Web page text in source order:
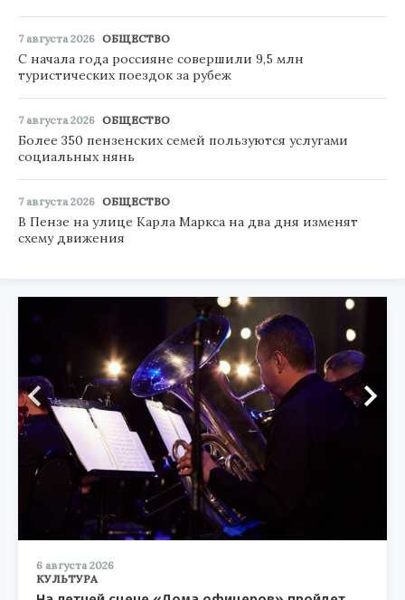
7 августа 2026 ОБЩЕСТВО
С начала года россияне совершили 9,5 млн
туристических поездок за рубеж
7 августа 2026 ОБЩЕСТВО
Более 350 пензенских семей пользуются услугами
социальных нянь
7 августа 2026 ОБЩЕСТВО
В Пензе на улице Карла Маркса на два дня изменят
схему движения
6 августа 2026
КУЛЬТУРА